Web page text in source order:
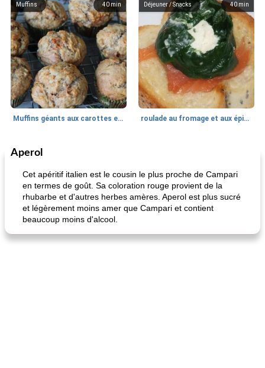
40 min
Muffins
Muffins géants aux carottes et à la banane de Nif
40 min
Déjeuner / Snacks
roulade au fromage et aux épinards
Marques de confiance: recettes et
astuces
Aperol
Cet apéritif italien est le cousin le plus proche de Campari
en termes de goût. Sa coloration rouge provient de la
rhubarbe et d'autres herbes amères. Aperol est plus sucré
et légèrement moins amer que Campari et contient
beaucoup moins d'alcool.